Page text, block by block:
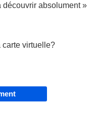
découvrir absolument »
carte virtuelle?